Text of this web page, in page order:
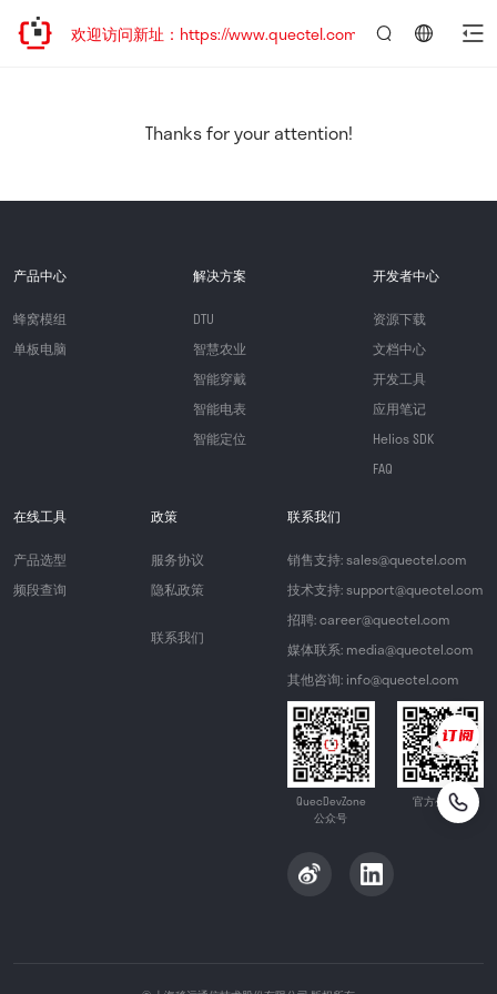
迁移，欢迎访问新址：https://www.quectel.com.cn
Thanks for your attention!
产品中心
蜂窝模组
单板电脑
解决方案
DTU
智慧农业
智能穿戴
智能电表
智能定位
开发者中心
资源下载
文档中心
开发工具
应用笔记
Helios SDK
FAQ
在线工具
产品选型
频段查询
政策
服务协议
隐私政策
联系我们
联系我们
销售支持: sales@quectel.com
技术支持: support@quectel.com
招聘: career@quectel.com
媒体联系: media@quectel.com
其他咨询: info@quectel.com
QuecDevZone
公众号
官方公众号